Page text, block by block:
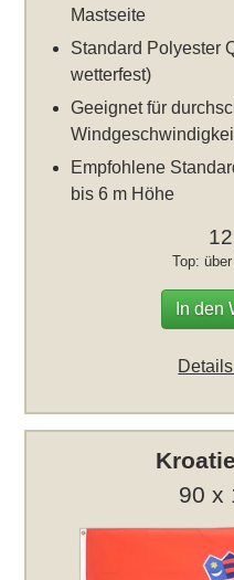
Mastseite
Standard Polyester
wetterfest)
Geeignet für
Empfohlene
bis 6 m Höhe
Top:
In den
90 x